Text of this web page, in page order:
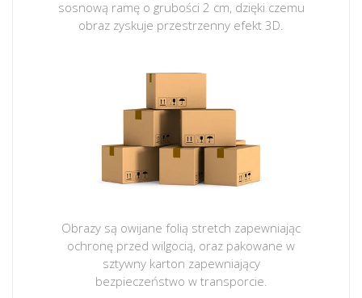
sosnową ramę o grubości 2 cm, dzięki czemu
obraz zyskuje przestrzenny efekt 3D.
Obrazy są owijane folią stretch zapewniając
ochronę przed wilgocią, oraz pakowane w
sztywny karton zapewniający
bezpieczeństwo w transporcie.